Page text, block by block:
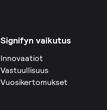
Signifyn vaikutus
Innovaatiot
Vastuullisuus
Vuosikertomukset